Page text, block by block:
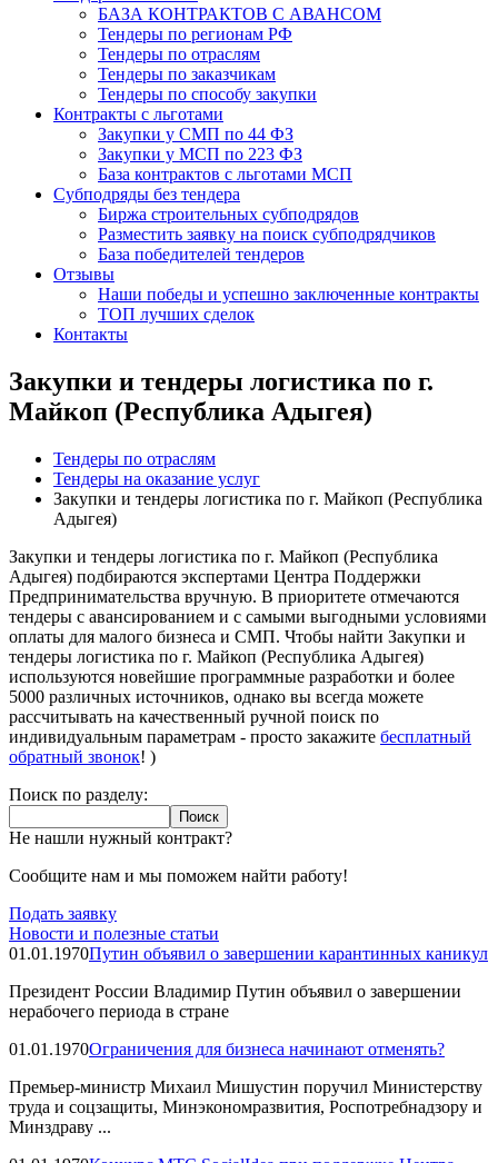
БАЗА КОНТРАКТОВ С АВАНСОМ
Тендеры по регионам РФ
Тендеры по отраслям
Тендеры по заказчикам
Тендеры по способу закупки
Контракты с льготами
Закупки у СМП по 44 ФЗ
Закупки у МСП по 223 ФЗ
База контрактов с льготами МСП
Субподряды без тендера
Биржа строительных субподрядов
Разместить заявку на поиск субподрядчиков
База победителей тендеров
Отзывы
Наши победы и успешно заключенные контракты
ТОП лучших сделок
Контакты
Закупки и тендеры логистика по г.
Майкоп (Республика Адыгея)
Тендеры по отраслям
Тендеры на оказание услуг
Закупки и тендеры логистика по г. Майкоп (Республика
Адыгея)
Закупки и тендеры логистика по г. Майкоп (Республика
Адыгея) подбираются экспертами Центра Поддержки
Предпринимательства вручную. В приоритете отмечаются
тендеры с авансированием и с самыми выгодными условиями
оплаты для малого бизнеса и СМП. Чтобы найти Закупки и
тендеры логистика по г. Майкоп (Республика Адыгея)
используются новейшие программные разработки и более
5000 различных источников, однако вы всегда можете
рассчитывать на качественный ручной поиск по
индивидуальным параметрам - просто закажите бесплатный
обратный звонок! )
Поиск по разделу:
Не нашли нужный контракт?
Сообщите нам и мы поможем найти работу!
Подать заявку
Новости и полезные статьи
01.01.1970Путин объявил о завершении карантинных каникул
Президент России Владимир Путин объявил о завершении
нерабочего периода в стране
01.01.1970Ограничения для бизнеса начинают отменять?
Премьер-министр Михаил Мишустин поручил Министерству
труда и соцзащиты, Минэкономразвития, Роспотребнадзору и
Минздраву ...